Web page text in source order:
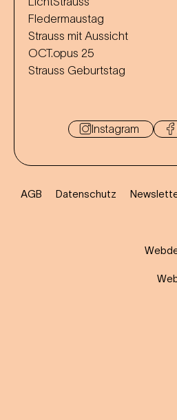
Fledermaustag
Strauss mit Aussicht
OCT.opus 25
Strauss Geburtstag
Instagram
AGB Datenschutz